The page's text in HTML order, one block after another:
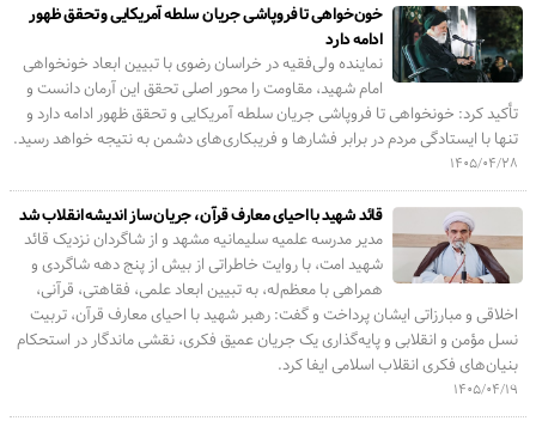
خون‌خواهی تا فروپاشی جریان سلطه آمریکایی و تحقق ظهور
ادامه دارد
نماینده ولی‌فقیه در خراسان رضوی با تبیین ابعاد خونخواهی
امام شهید، مقاومت را محور اصلی تحقق این آرمان دانست و
تأکید کرد: خونخواهی تا فروپاشی جریان سلطه آمریکایی و تحقق ظهور ادامه دارد و
تنها با ایستادگی مردم در برابر فشارها و فریبکاری‌های دشمن به نتیجه خواهد رسید.
۱۴۰۵/۰۴/۲۸
قائد شهید با احیای معارف قرآن، جریان‌ساز اندیشه انقلاب شد
مدیر مدرسه علمیه سلیمانیه مشهد و از شاگردان نزدیک قائد
شهید امت، با روایت خاطراتی از بیش از پنج دهه شاگردی و
همراهی با معظم‌له، به تبیین ابعاد علمی، فقاهتی، قرآنی،
اخلاقی و مبارزاتی ایشان پرداخت و گفت: رهبر شهید با احیای معارف قرآن، تربیت
نسل مؤمن و انقلابی و پایه‌گذاری یک جریان عمیق فکری، نقشی ماندگار در استحکام
بنیان‌های فکری انقلاب اسلامی ایفا کرد.
۱۴۰۵/۰۴/۱۹